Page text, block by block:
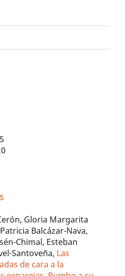
Gloria Margarita
Balcázar-Nava,
Chimal, Esteban
Santoveña, Las
de cara a la